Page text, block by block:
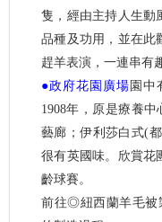
隻，經由主持人生動
品種及功用，並在此
趕羊表演，一連串有
●政府花園廣場 園中
1908年，原是療養
藝廊；伊利莎白式(
很有英國味。欣賞花
齡球賽。
前往◎紐西蘭羊毛被